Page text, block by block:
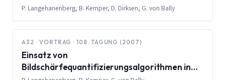
Autofokussierung in der
P. Langehanenberg, B. Kemper, D. Dirksen, G. von Bally
A32 · VORTRAG · 108. TAGUNG (2007)
Einsatz von
Bildschärfequantifizierungsalgorithmen in